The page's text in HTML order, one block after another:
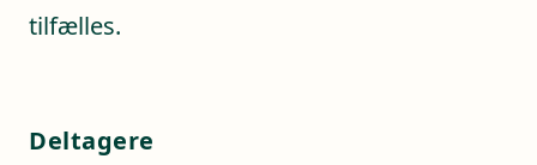
tilfælles.
Deltagere